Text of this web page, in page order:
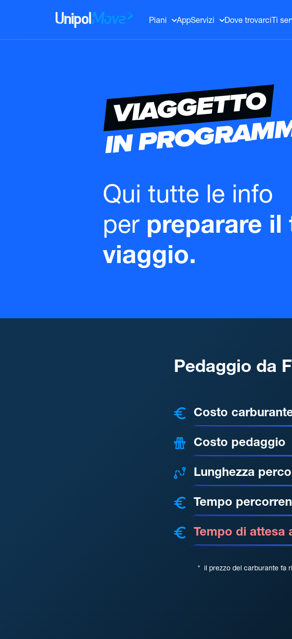
UnipolMove Piani AppServizi Dove trovarci Ti
VIAGGETTO
IN
Qui tutte le info
per preparare il
viaggio.
Pedaggio da
Costo
Costo pedaggio
Lunghezza
Tempo
Tempo di attesa
* il prezzo del carburante fa